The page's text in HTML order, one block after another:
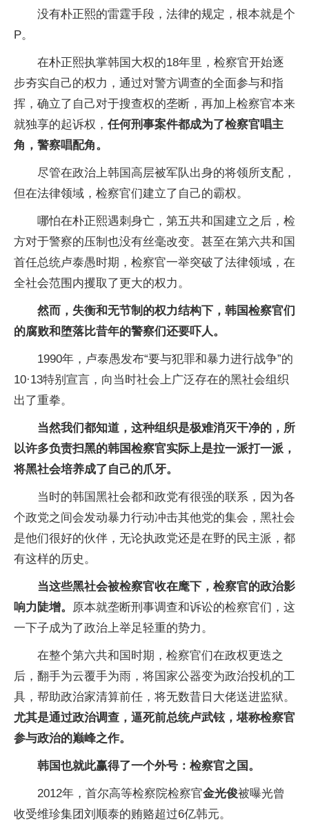
没有朴正熙的雷霆手段，法律的规定，根本就是个
P。
在朴正熙执掌韩国大权的18年里，检察官开始逐
步夯实自己的权力，通过对警方调查的全面参与和指
挥，确立了自己对于搜查权的垄断，再加上检察官本来
就独享的起诉权， 任何刑事案件都成为了检察官唱主
角，警察唱配角。
尽管在政治上韩国高层被军队出身的将领所支配，
但在法律领域，检察官们建立了自己的霸权。
哪怕在朴正熙遇刺身亡，第五共和国建立之后，检
方对于警察的压制也没有丝毫改变。甚至在第六共和国
首任总统卢泰愚时期，检察官一举突破了法律领域，在
全社会范围内攫取了更大的权力。
然而，失衡和无节制的权力结构下，韩国检察官们
的腐败和堕落比昔年的警察们还要吓人。
1990年，卢泰愚发布“要与犯罪和暴力进行战争”的
10·13特别宣言，向当时社会上广泛存在的黑社会组织
出了重拳。
当然我们都知道，这种组织是极难消灭干净的，所
以许多负责扫黑的韩国检察官实际上是拉一派打一派，
将黑社会培养成了自己的爪牙。
当时的韩国黑社会都和政党有很强的联系，因为各
个政党之间会发动暴力行动冲击其他党的集会，黑社会
是他们很好的伙伴，无论执政党还是在野的民主派，都
有这样的历史。
当这些黑社会被检察官收在麾下，检察官的政治影
响力陡增。
原本就垄断刑事调查和诉讼的检察官们，这
一下子成为了政治上举足轻重的势力。
在整个第六共和国时期，检察官们在政权更迭之
后，翻手为云覆手为雨，将国家公器变为政治投机的工
具，帮助政治家清算前任，将无数昔日大佬送进监狱。
尤其是通过政治调查，逼死前总统卢武铉，堪称检察官
参与政治的巅峰之作。
韩国也就此赢得了一个外号：检察官之国。
2012年，首尔高等检察院检察官金光俊被曝光曾
收受维珍集团刘顺泰的贿赂超过6亿韩元。